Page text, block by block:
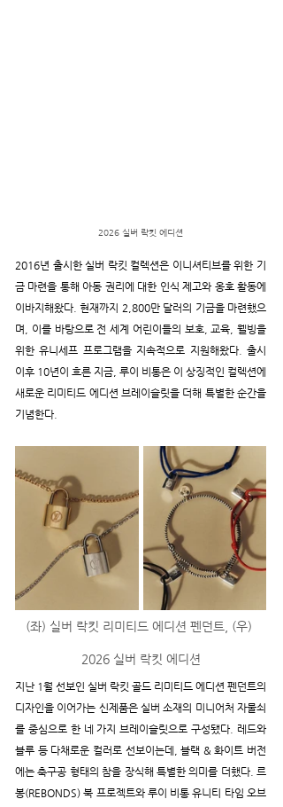
2026 실버 락킷 에디션
2016년 출시한 실버 락킷 컬렉션은 이니셔티브를 위한 기
금 마련을 통해 아동 권리에 대한 인식 제고와 옹호 활동에
이바지해왔다. 현재까지 2,800만 달러의 기금을 마련했으
며, 이를 바탕으로 전 세계 어린이들의 보호, 교육, 웰빙을
위한 유니세프 프로그램을 지속적으로 지원해왔다. 출시
이후 10년이 흐른 지금, 루이 비통은 이 상징적인 컬렉션에
새로운 리미티드 에디션 브레이슬릿을 더해 특별한 순간을
기념한다.
(좌) 실버 락킷 리미티드 에디션 펜던트, (우)
2026 실버 락킷 에디션
지난 1월 선보인 실버 락킷 골드 리미티드 에디션 펜던트의
디자인을 이어가는 신제품은 실버 소재의 미니어처 자물쇠
를 중심으로 한 네 가지 브레이슬릿으로 구성됐다. 레드와
블루 등 다채로운 컬러로 선보이는데, 블랙 & 화이트 버전
에는 축구공 형태의 참을 장식해 특별한 의미를 더했다. 르
봉(REBONDS) 북 프로젝트와 루이 비통 유니티 타임 오브